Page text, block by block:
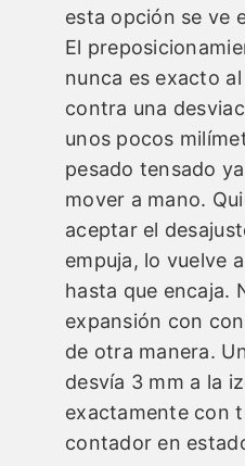
esta opción se ve
El
nunca es exacto
contra una
unos pocos
pesado tensado
mover a mano.
aceptar el
empuja, lo vuelve
hasta que encaja.
expansión con
de otra manera.
desvía 3 mm a la
exactamente con
contador en